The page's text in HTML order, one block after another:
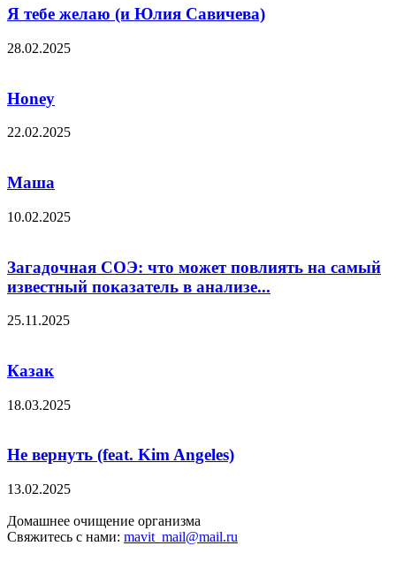
Я тебе желаю (и Юлия Савичева)
28.02.2025
Honey
22.02.2025
Маша
10.02.2025
Загадочная СОЭ: что может повлиять на самый
известный показатель в анализе...
25.11.2025
Казак
18.03.2025
Не вернуть (feat. Kim Angeles)
13.02.2025
Домашнее очищение организма
Свяжитесь с нами: mavit_mail@mail.ru